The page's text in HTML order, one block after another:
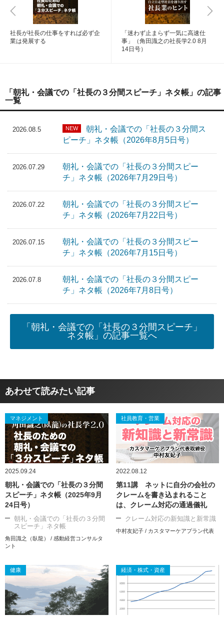
社長が社長の仕事をすれば必ず企
業は発展する
「迷わず止まらず一気に高速仕
事」（角田識之の社長学2.0 8月
14日号）
「朝礼・会議での「社長の３分間スピーチ」ネタ帳」の記事
一覧
2026.08.5 NEW
朝礼・会議での「社長の３分間ス
ピーチ」ネタ帳（2026年8月5日号）
2026.07.29
朝礼・会議での「社長の３分間スピー
チ」ネタ帳（2026年7月29日号）
2026.07.22
朝礼・会議での「社長の３分間スピー
チ」ネタ帳（2026年7月22日号）
2026.07.15
朝礼・会議での「社長の３分間スピー
チ」ネタ帳（2026年7月15日号）
2026.07.8
朝礼・会議での「社長の３分間スピー
チ」ネタ帳（2026年7月8日号）
「朝礼・会議での「社長の３分間スピーチ」
ネタ帳」の記事一覧へ
あわせて読みたい記事
マネジメント
2025.09.24
朝礼・会議での「社長の３分間
スピーチ」ネタ帳（2025年9月
24日号）
朝礼・会議での「社長の３分間
スピーチ」ネタ帳
角田識之（臥龍） / 感動経営コンサルタ
ント
社員教育・営業
2022.08.12
第11講 ネットに自分の会社の
クレームを書き込まれること
は、クレーム対応の通過儀礼
クレーム対応の新知識と新常識
中村友妃子 / カスタマーケアプラン代表
健康 経済・株式・資産